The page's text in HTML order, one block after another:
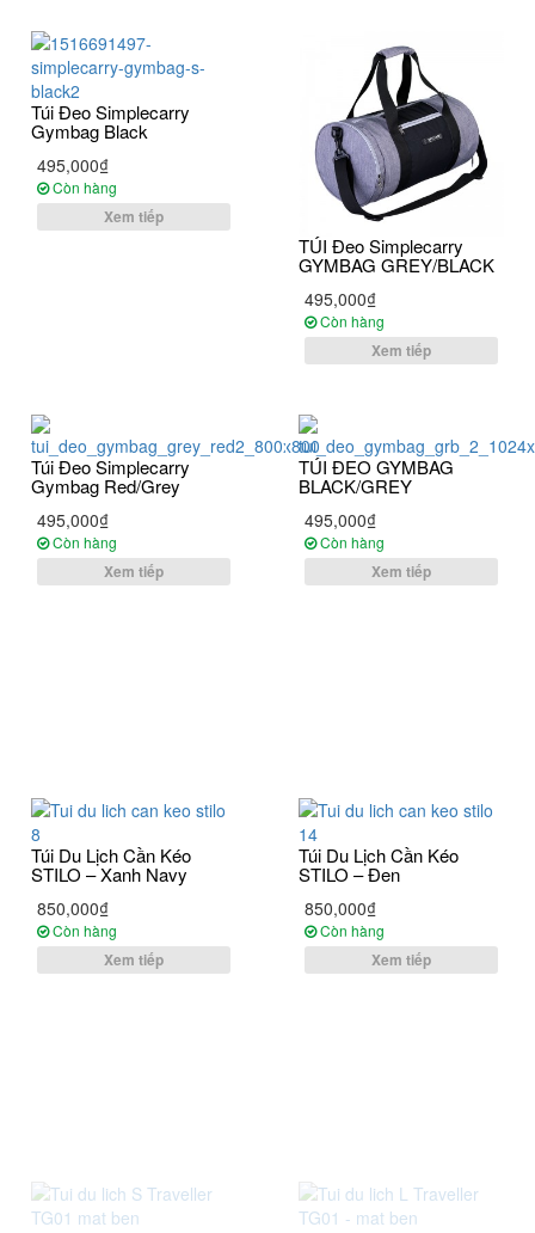
Túi Đeo Simplecarry
Gymbag Black
495,000₫
Còn hàng
Xem tiếp
TÚI Đeo Simplecarry
GYMBAG GREY/BLACK
495,000₫
Còn hàng
Xem tiếp
Túi Đeo Simplecarry
Gymbag Red/Grey
495,000₫
Còn hàng
Xem tiếp
TÚI ĐEO GYMBAG
BLACK/GREY
495,000₫
Còn hàng
Xem tiếp
Túi Du Lịch Cần Kéo
STILO – Xanh Navy
850,000₫
Còn hàng
Xem tiếp
Túi Du Lịch Cần Kéo
STILO – Đen
850,000₫
Còn hàng
Xem tiếp